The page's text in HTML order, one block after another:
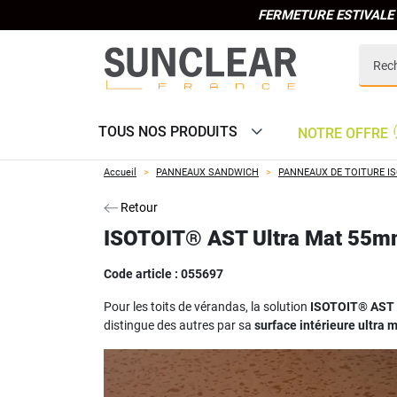
FERMETURE
TOUS NOS PRODUITS NOTRE OFFRE
Accueil PANNEAUX SANDWICH PANNEAUX DE TOITURE
Retour
ISOTOIT® AST Ultra Mat
Code article : 055697
Pour les toits de vérandas, la solution ISOTOIT®
distingue des autres par sa surface intérieure ultra